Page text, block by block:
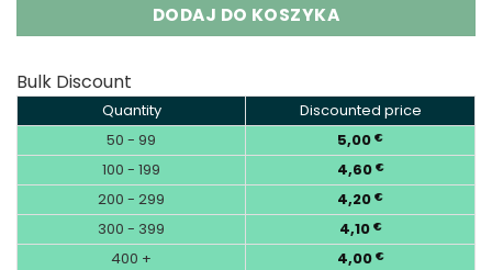
DODAJ DO KOSZYKA
Bulk Discount
Quantity
Discounted price
50 - 99
5,00 €
100 - 199 4,60 €
200 - 299 4,20 €
300 - 399 4,10 €
400 + 4,00 €